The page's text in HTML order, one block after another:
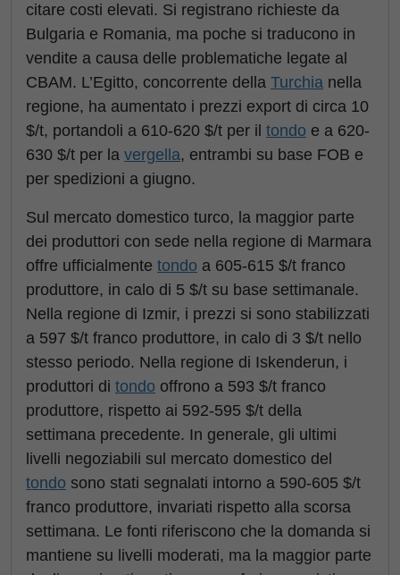
citare costi elevati. Si registrano richieste da
Bulgaria e Romania, ma poche si traducono in
vendite a causa delle problematiche legate al
CBAM. L’Egitto, concorrente della Turchia nella
regione, ha aumentato i prezzi export di circa 10
$/t, portandoli a 610-620 $/t per il tondo e a 620-
630 $/t per la vergella, entrambi su base FOB e
per spedizioni a giugno.
Sul mercato domestico turco, la maggior parte
dei produttori con sede nella regione di Marmara
offre ufficialmente tondo a 605-615 $/t franco
produttore, in calo di 5 $/t su base settimanale.
Nella regione di Izmir, i prezzi si sono stabilizzati
a 597 $/t franco produttore, in calo di 3 $/t nello
stesso periodo. Nella regione di Iskenderun, i
produttori di tondo offrono a 593 $/t franco
produttore, rispetto ai 592-595 $/t della
settimana precedente. In generale, gli ultimi
livelli negoziabili sul mercato domestico del
tondo sono stati segnalati intorno a 590-605 $/t
franco produttore, invariati rispetto alla scorsa
settimana. Le fonti riferiscono che la domanda si
mantiene su livelli moderati, ma la maggior parte